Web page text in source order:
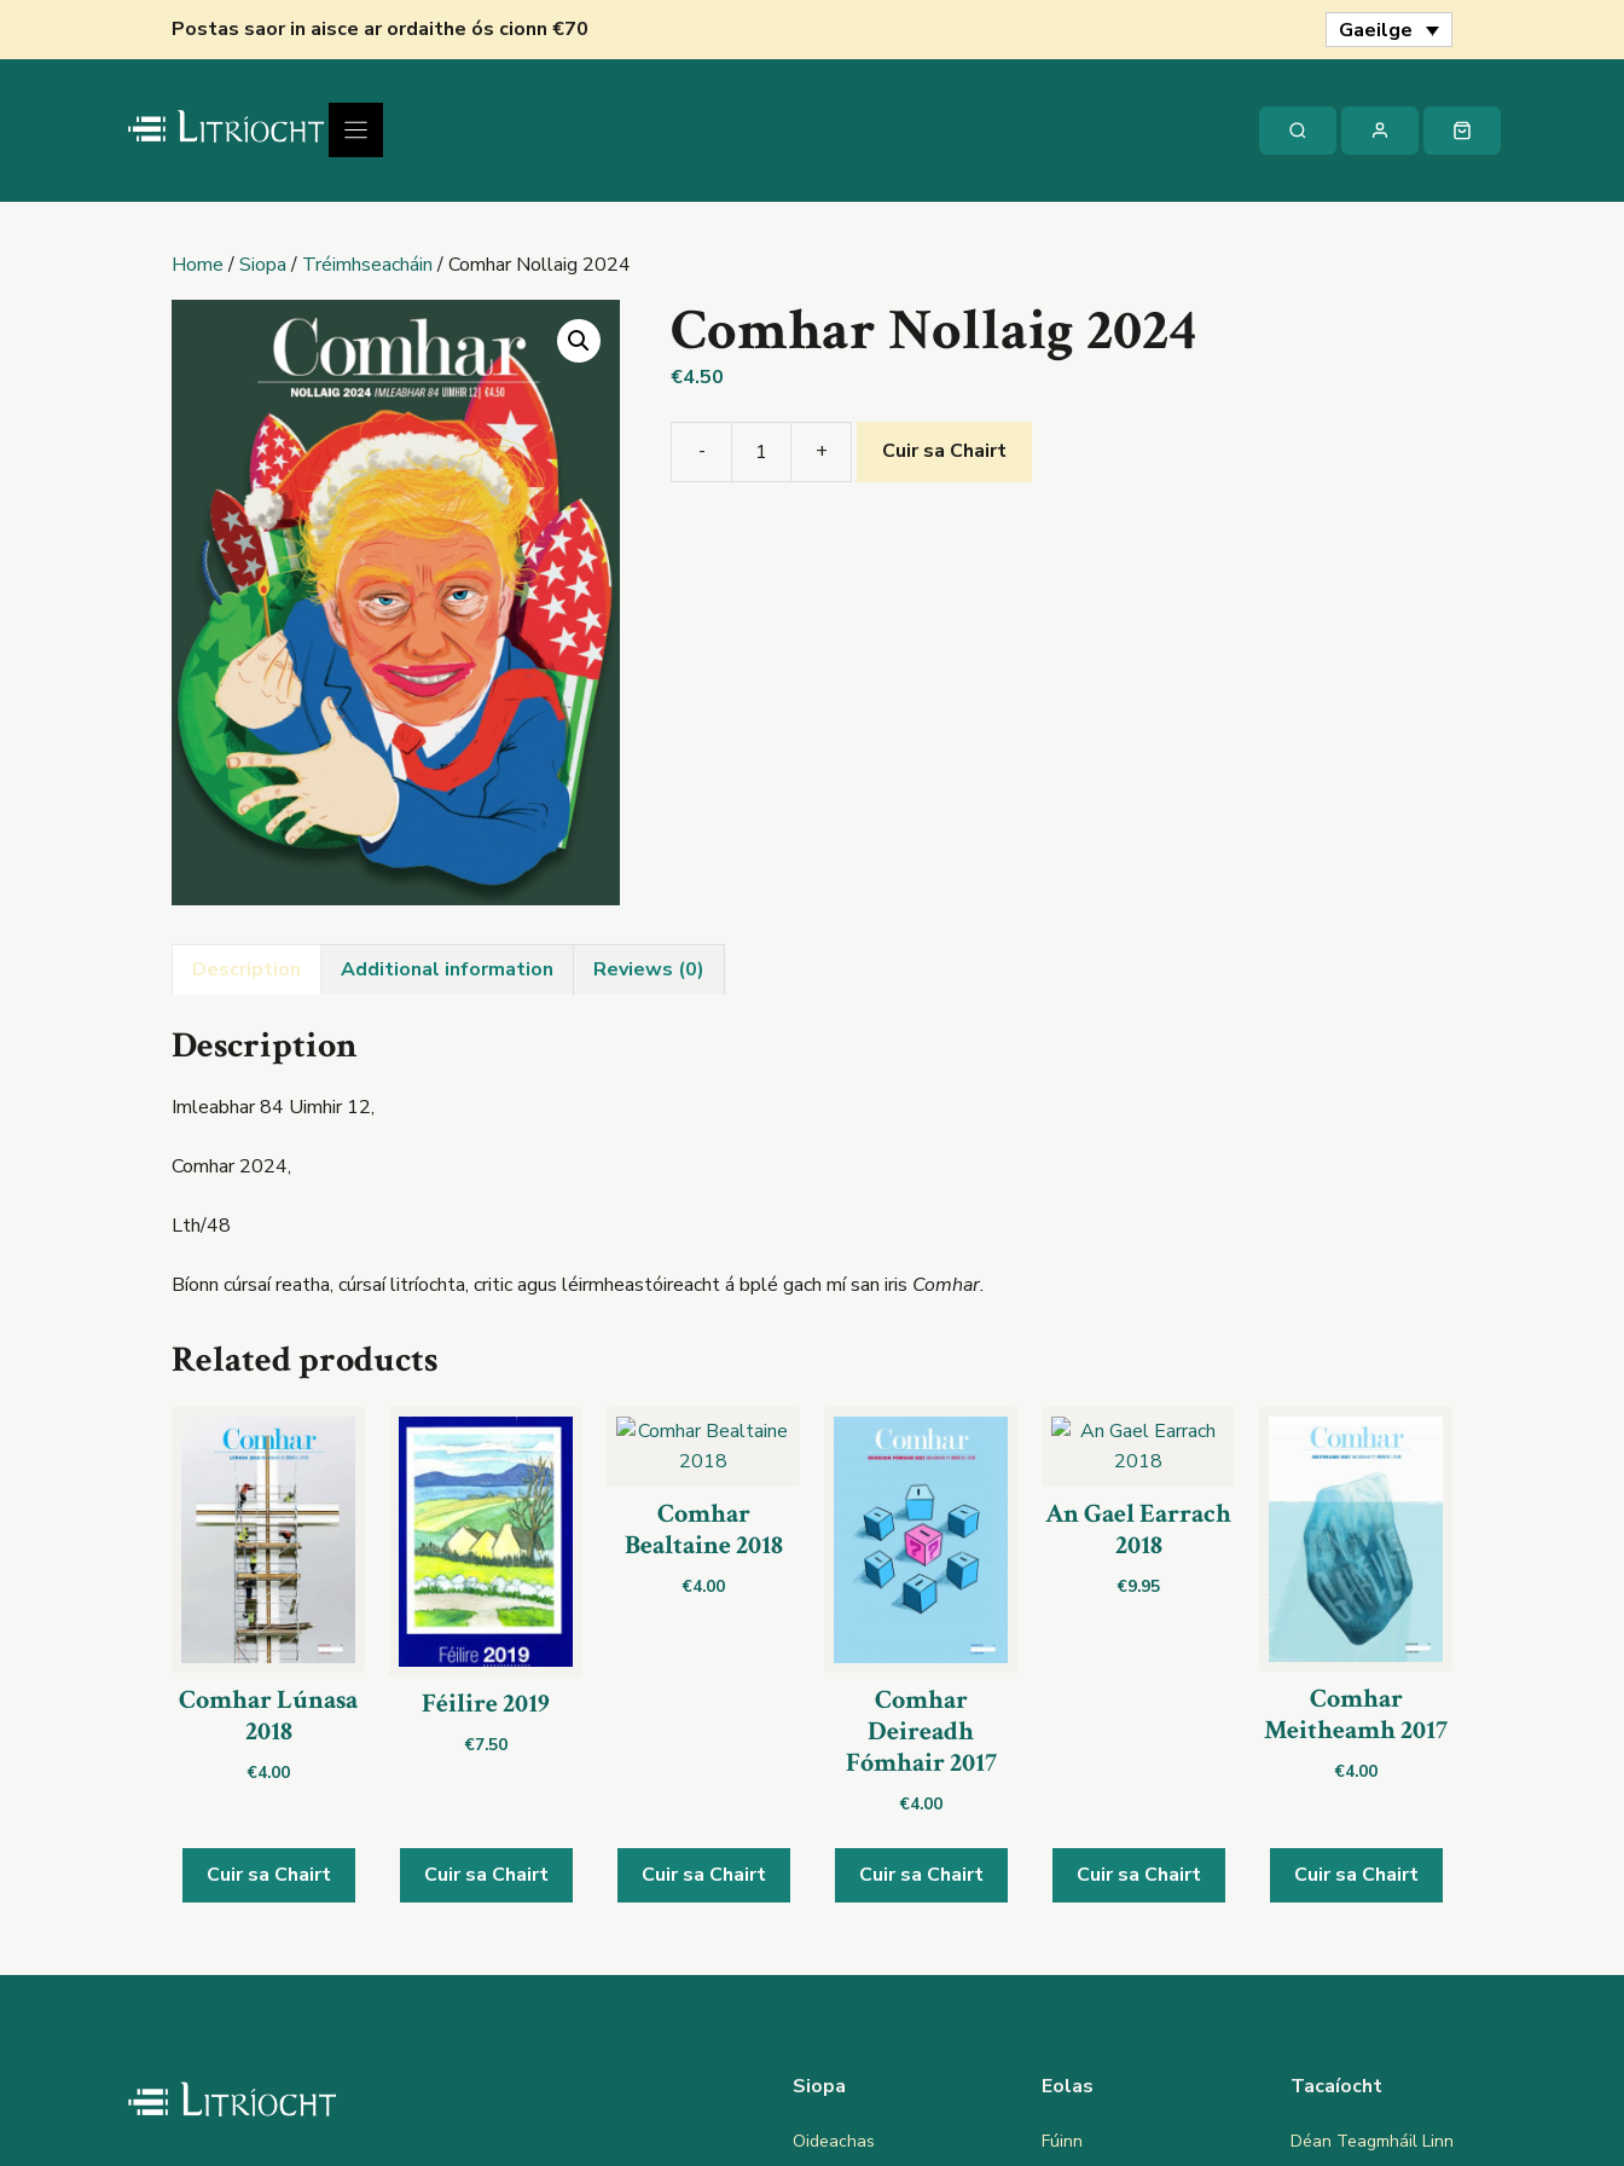
Postas saor in aisce ar ordaithe ós cionn €70 Gaeilge
Home/Siopa/ Tréimhseacháin/ Comhar Nollaig 2024
Comhar Nollaig 2024
€4.50
- + Cuir sa Chairt
Description Additional information Reviews (0)
Description
Imleabhar 84 Uimhir 12,
Comhar 2024,
Lth/48
Bíonn cúrsaí reatha, cúrsaí litríochta, critic agus léirmheastóireacht á bplé gach mí san iris Comhar.
Related products
Comhar Lúnasa
2018
€4.00
Cuir sa Chairt
Féilire 2019
€7.50
Cuir sa Chairt
Comhar
Bealtaine 2018
€4.00
Cuir sa Chairt
Comhar
Deireadh
Fómhair 2017
€4.00
Cuir sa Chairt
An Gael Earrach
2018
€9.95
Cuir sa Chairt
Comhar
Meitheamh 2017
€4.00
Cuir sa Chairt
Siopa
Oideachas
Eolas
Fúinn
Tacaíocht
Déan Teagmháil Linn